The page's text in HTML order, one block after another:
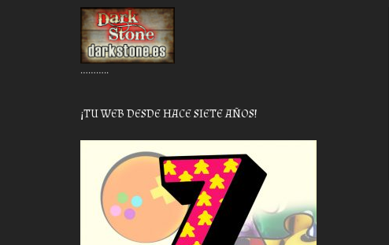
………..
¡TU WEB DESDE HACE SIETE AÑOS!